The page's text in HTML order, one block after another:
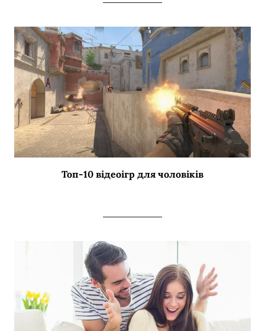
Топ-10 відеоігр для чоловіків